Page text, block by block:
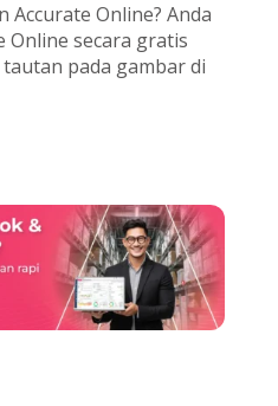
Online? Anda
Online secara gratis
pada gambar di